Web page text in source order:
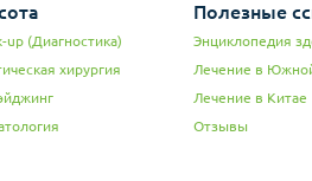
up (Диагностика)
хирургия
Полезные
Энциклопедия
Лечение в
Лечение в Китае
Отзывы